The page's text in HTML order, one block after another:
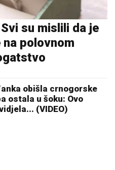
su mislili da je
na polovnom
obišla crnogorske
ostala u šoku: Ovo
(VIDEO)